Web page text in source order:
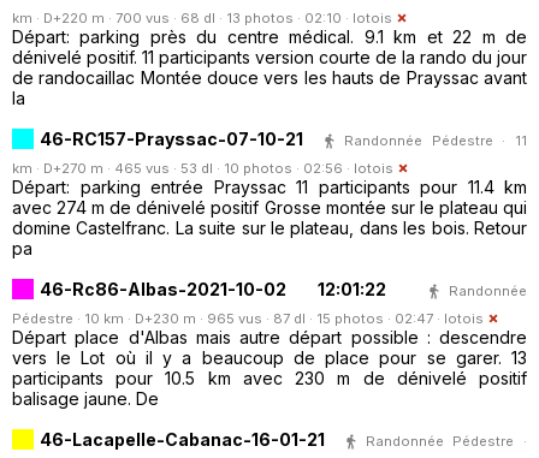
km · D+220 m · 700 vus · 68 dl · 13 photos · 02:10 · lotois
Départ: parking près du centre médical. 9.1 km et 22 m de
dénivelé positif. 11 participants version courte de la rando du jour
de randocaillac Montée douce vers les hauts de Prayssac avant
la
46-RC157-Prayssac-07-10-21
Randonnée Pédestre · 11
km · D+270 m · 465 vus · 53 dl · 10 photos · 02:56 · lotois
Départ: parking entrée Prayssac 11 participants pour 11.4 km
avec 274 m de dénivelé positif Grosse montée sur le plateau qui
domine Castelfranc. La suite sur le plateau, dans les bois. Retour
pa
46-Rc86-Albas-2021-10-02 12:01:22
Randonnée
Pédestre · 10 km · D+230 m · 965 vus · 87 dl · 15 photos · 02:47 · lotois
Départ place d'Albas mais autre départ possible : descendre
vers le Lot où il y a beaucoup de place pour se garer. 13
participants pour 10.5 km avec 230 m de dénivelé positif
balisage jaune. De
46-Lacapelle-Cabanac-16-01-21
Randonnée Pédestre ·